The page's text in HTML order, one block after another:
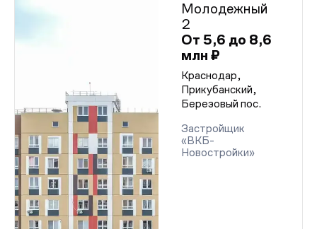
Молодежный
2
От 5,6 до 8,6
млн ₽
Краснодар,
Прикубанский,
Березовый пос.
Застройщик
«ВКБ-
Новостройки»